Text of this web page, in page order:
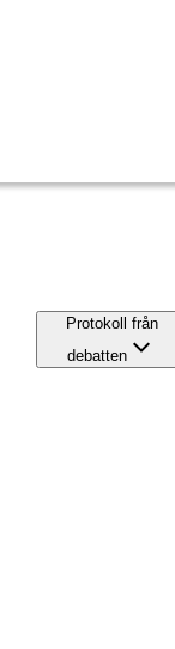
Protokoll från
debatten